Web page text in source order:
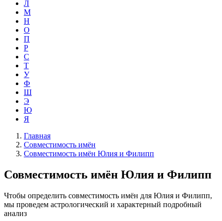
Л
М
Н
О
П
Р
С
Т
У
Ф
Ш
Э
Ю
Я
Главная
Совместимость имён
Совместимость имён Юлия и Филипп
Совместимость имён Юлия и Филипп
Чтобы определить совместимость имён для Юлия и Филипп,
мы проведем астрологический и характерный подробный
анализ